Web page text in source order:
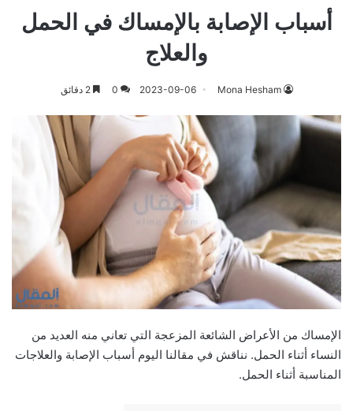
أسباب الإصابة بالإمساك في الحمل
والعلاج
Mona Hesham
2023-09-06
0 2 دقائق
الإمساك من الأعراض الشائعة المزعجة التي تعاني منه العديد من
النساء أثناء الحمل. نناقش في مقالنا اليوم أسباب الإصابة والعلاجات
المناسبة أثناء الحمل.